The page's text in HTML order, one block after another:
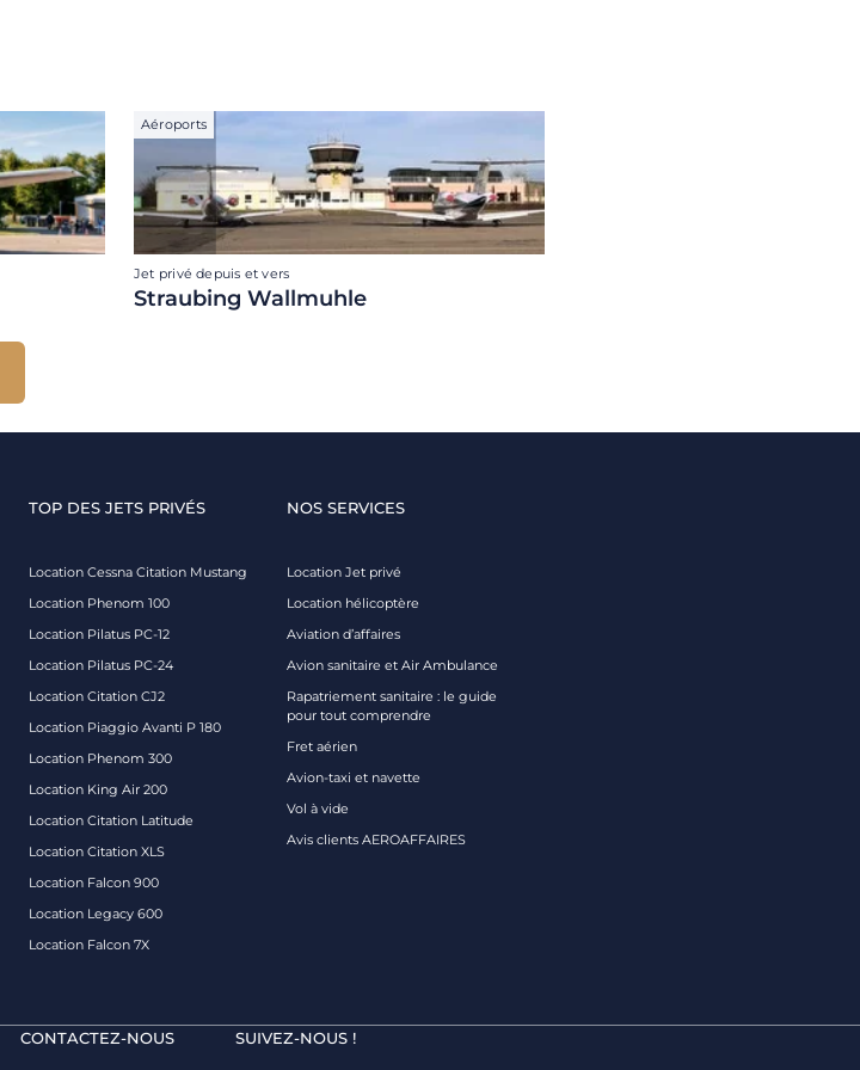
Aéroports
Jet privé depuis et vers
Straubing Wallmuhle
TOP DES JETS PRIVÉS
Location Cessna Citation Mustang
Location Phenom 100
Location Pilatus PC-12
Location Pilatus PC-24
Location Citation CJ2
Location Piaggio Avanti P 180
Location Phenom 300
Location King Air 200
Location Citation Latitude
Location Citation XLS
Location Falcon 900
Location Legacy 600
Location Falcon 7X
NOS SERVICES
Location Jet privé
Location hélicoptère
Aviation d’affaires
Avion sanitaire et Air Ambulance
Rapatriement sanitaire : le guide
pour tout comprendre
Fret aérien
Avion-taxi et navette
Vol à vide
Avis clients AEROAFFAIRES
CONTACTEZ-NOUS SUIVEZ-NOUS !